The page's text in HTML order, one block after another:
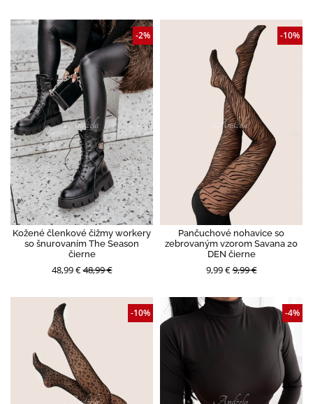
Kožené členkové čižmy workery
so šnurovaním The Season
čierne
48,99 €48,99 €
-2%
Pančuchové nohavice so
zebrovaným vzorom Savana 20
DEN čierne
9,99 €9,99 €
-10%
-10% -4%